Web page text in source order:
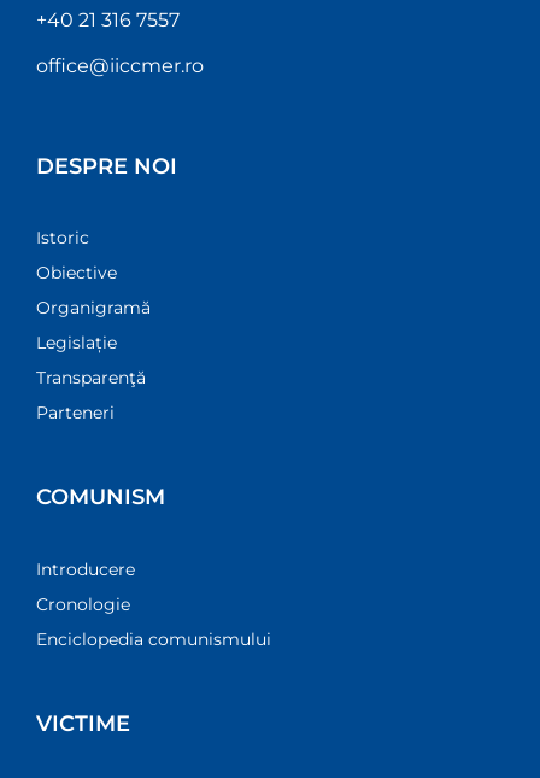
+40 21 316 7557
office@iiccmer.ro
DESPRE NOI
Istoric
Obiective
Organigramă
Legislație
Transparenţă
Parteneri
COMUNISM
Introducere
Cronologie
Enciclopedia comunismului
VICTIME